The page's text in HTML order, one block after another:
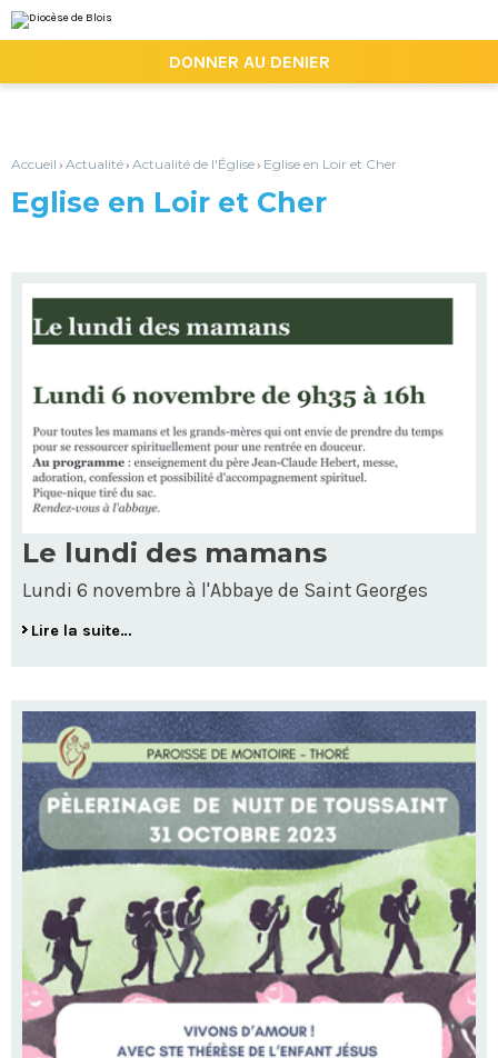
au
contenu.
la
personnels
DONNER AU DENIER
Accueil › Actualité› Actualité de l'Église› Eglise en Loir et Cher
Eglise en Loir et Cher
Le lundi des mamans
Lundi 6 novembre à l'Abbaye de Saint Georges
Lire la suite…